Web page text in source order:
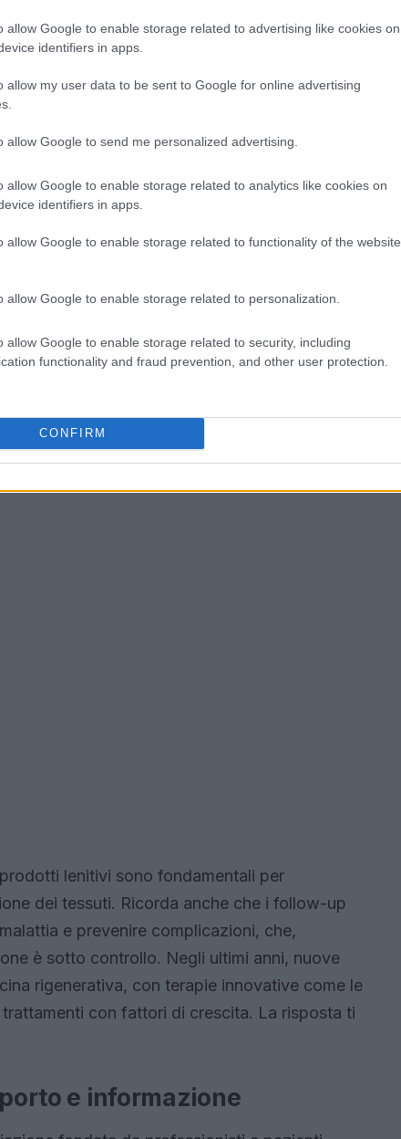
allow Google to enable storage related to advertising like cookies on
identifiers in apps.
allow my user data to be sent to Google for online advertising
allow Google to send me personalized advertising.
allow Google to enable storage related to analytics like cookies on
identifiers in apps.
allow Google to enable storage related to functionality of the website
allow Google to enable storage related to personalization.
allow Google to enable storage related to security, including
functionality and fraud prevention, and other user protection.
CONFIRM
di svegliarti nel cuore della notte a causa di
di molti pazienti. E il risultato? Insonnia e
Questo ciclo di disagio può portare a una
quando il dolore ai rapporti
facilmente, aumentando il rischio di
peso emotivo.
affrontare il Lichen
diagnosi richiede una visita specialistica:
o un dermatologo. Nei casi più complessi,
cutanea per confermare la diagnosi. Una volta
di trattamento possono variare.
rappresentano il primo passo, poiché
il prurito, migliorando così
lenitivi sono fondamentali per
dei tessuti. Ricorda anche che i follow-up
e prevenire complicazioni, che,
è sotto controllo. Negli ultimi anni, nuove
rigenerativa, con terapie innovative come le
con fattori di crescita. La risposta ti
e informazione